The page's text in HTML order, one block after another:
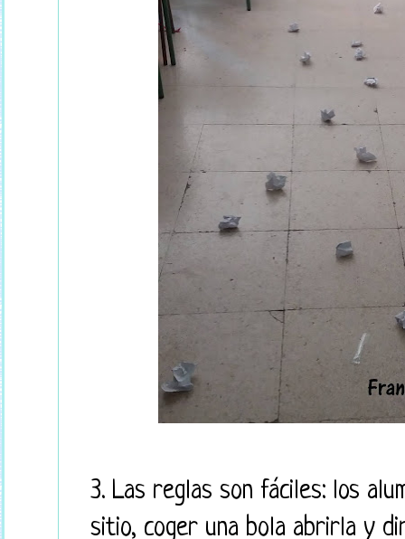
3. Las reglas son fáciles: los
sitio, coger una bola abrirla y